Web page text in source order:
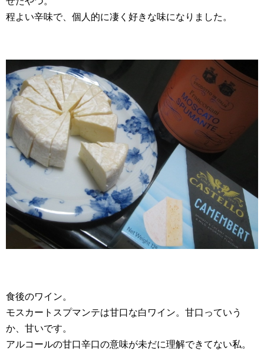
程よい辛味で、個人的に凄く好きな味になりました。
食後のワイン。
モスカートスプマンテは甘口な白ワイン。甘口っていう
か、甘いです。
アルコールの甘口辛口の意味が未だに理解できてない私。